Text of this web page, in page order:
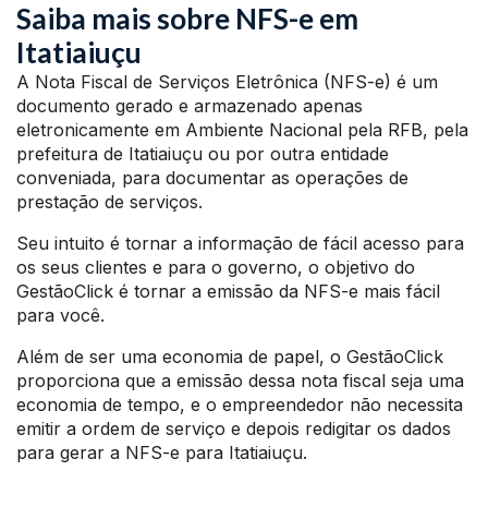
Saiba mais sobre NFS-e em
Itatiaiuçu
A Nota Fiscal de Serviços Eletrônica (NFS-e) é um
documento gerado e armazenado apenas
eletronicamente em Ambiente Nacional pela RFB, pela
prefeitura de Itatiaiuçu ou por outra entidade
conveniada, para documentar as operações de
prestação de serviços.
Seu intuito é tornar a informação de fácil acesso para
os seus clientes e para o governo, o objetivo do
GestãoClick é tornar a emissão da NFS-e mais fácil
para você.
Além de ser uma economia de papel, o GestãoClick
proporciona que a emissão dessa nota fiscal seja uma
economia de tempo, e o empreendedor não necessita
emitir a ordem de serviço e depois redigitar os dados
para gerar a NFS-e para Itatiaiuçu.